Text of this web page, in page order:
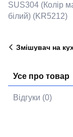
SUS304 (Колір
білий) (KR5212)
Змішувач на
Усе про товар
Відгуки (0)